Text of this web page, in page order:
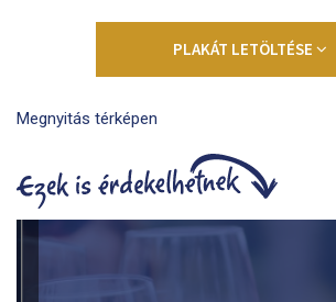
PLAKÁT LETÖLTÉSE
Megnyitás térképen